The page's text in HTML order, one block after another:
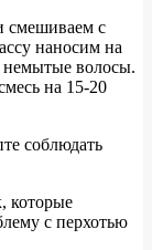
смешиваем с
наносим на
немытые волосы.
на 15-20
соблюдать
которые
с перхотью